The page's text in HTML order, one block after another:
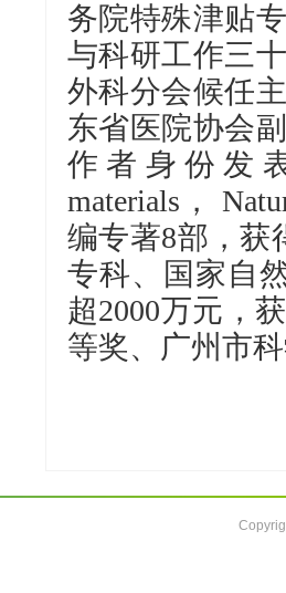
务院特殊津贴
与科研工作三
外科分会候任
东省医院协会
作者身份发
materials，
编专著8部，获
专科、国家自
超2000万元，
等奖、广州市